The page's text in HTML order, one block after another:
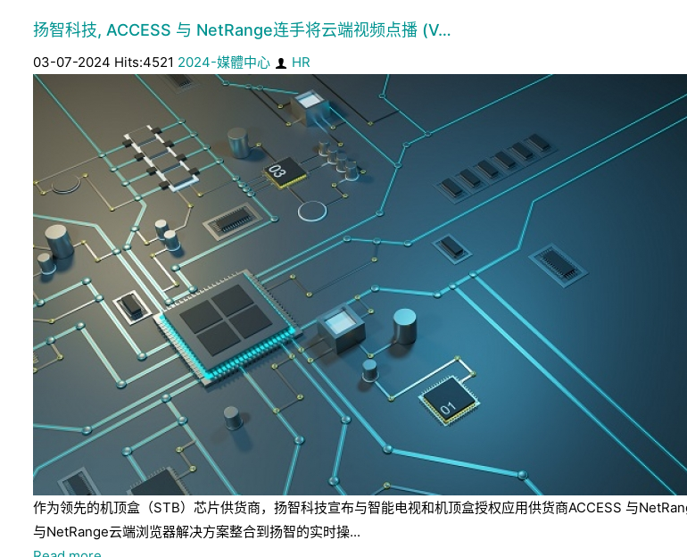
扬智科技, ACCESS 与 NetRange连手将云端视频点播 (V…
03-07-2024 Hits:4521 2024-媒體中心 HR
作为领先的机顶盒（STB）芯片供货商，扬智科技宣布与智能电视和机顶盒授权应用供货商ACCESS 与
与NetRange云端浏览器解决方案整合到扬智的实时操...